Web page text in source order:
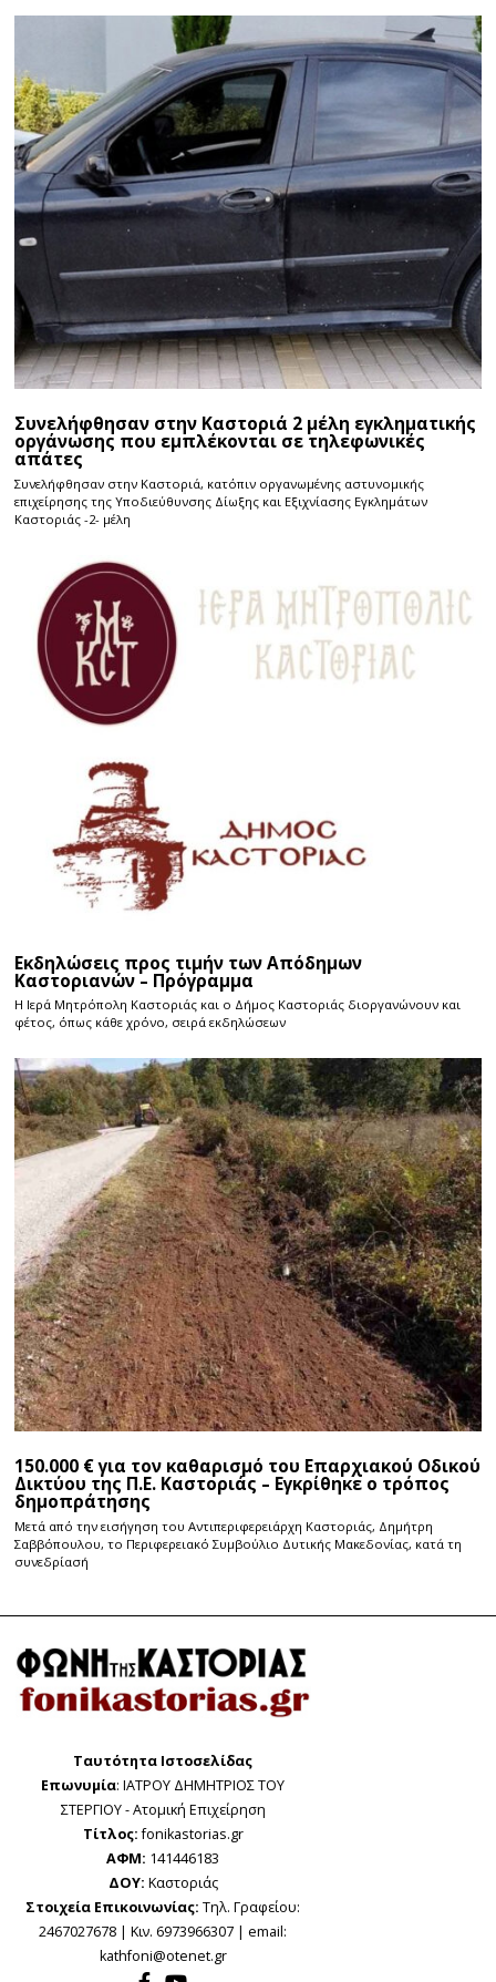
Συνελήφθησαν στην Καστοριά 2 μέλη εγκληματικής
οργάνωσης που εμπλέκονται σε τηλεφωνικές
απάτες
Συνελήφθησαν στην Καστοριά, κατόπιν οργανωμένης αστυνομικής
επιχείρησης της Υποδιεύθυνσης Δίωξης και Εξιχνίασης Εγκλημάτων
Καστοριάς -2- μέλη
Εκδηλώσεις προς τιμήν των Απόδημων
Καστοριανών – Πρόγραμμα
Η Ιερά Μητρόπολη Καστοριάς και ο Δήμος Καστοριάς διοργανώνουν και
φέτος, όπως κάθε χρόνο, σειρά εκδηλώσεων
150.000 € για τον καθαρισμό του Επαρχιακού Οδικού
Δικτύου της Π.Ε. Καστοριάς – Εγκρίθηκε ο τρόπος
δημοπράτησης
Μετά από την εισήγηση του Αντιπεριφερειάρχη Καστοριάς, Δημήτρη
Σαββόπουλου, το Περιφερειακό Συμβούλιο Δυτικής Μακεδονίας, κατά τη
συνεδρίασή
Ταυτότητα Ιστοσελίδας
Επωνυμία: ΙΑΤΡΟΥ ΔΗΜΗΤΡΙΟΣ ΤΟΥ
ΣΤΕΡΓΙΟΥ - Ατομική Επιχείρηση
Τίτλος:fonikastorias.gr
ΑΦΜ: 141446183
ΔΟΥ: Καστοριάς
Στοιχεία Επικοινωνίας: Τηλ. Γραφείου:
2467027678 | Κιν. 6973966307 | email:
kathfoni@otenet.gr